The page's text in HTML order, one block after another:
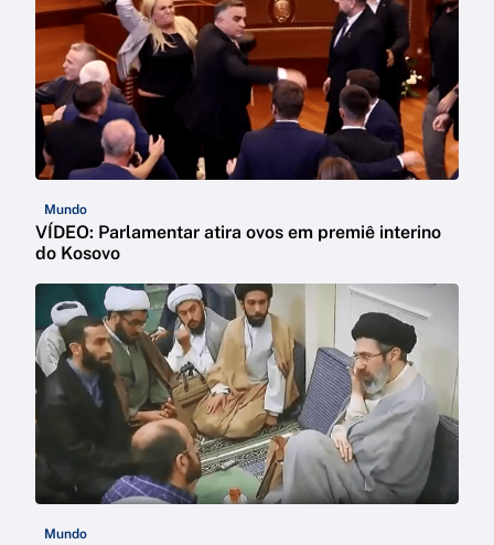
Mundo
VÍDEO: Parlamentar atira ovos em premiê interino
do Kosovo
Mundo